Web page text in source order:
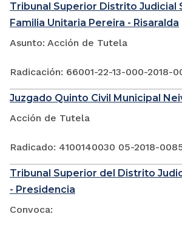
Tribunal Superior Distrito Judicial
Familia Unitaria Pereira - Risaralda
Asunto: Acción de Tutela
Radicación: 66001-22-13-000-2018-
Juzgado Quinto Civil Municipal
Acción de Tutela
Radicado: 4100140030 05-2018-
Tribunal Superior del Distrito
- Presidencia
Convoca: